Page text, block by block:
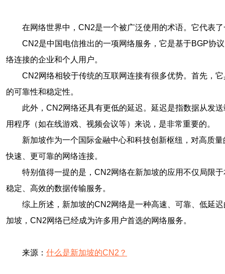
在网络世界中，CN2是一个被广泛使用的术语。它代表
CN2是中国电信推出的一项网络服务，它是基于BGP协
络连接的企业和个人用户。
CN2网络相较于传统的互联网连接有很多优势。首先，
的可靠性和稳定性。
此外，CN2网络还具有更低的延迟。延迟是指数据从发
用程序（如在线游戏、视频会议等）来说，是非常重要的。
新加坡作为一个国际金融中心和科技创新枢纽，对高质
快速、更可靠的网络连接。
特别值得一提的是，CN2网络在新加坡的应用不仅局限
稳定、高效的数据传输服务。
综上所述，新加坡的CN2网络是一种高速、可靠、低延
加坡，CN2网络已经成为许多用户首选的网络服务。
来源： 什么是新加坡的CN2？